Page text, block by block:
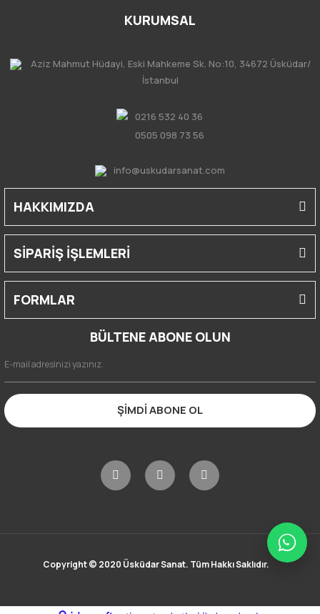
KURUMSAL
Aziz Mahmut Hüdayi, Eski Mahkeme Sk. No:10, 34672 Üsküdar/
İstanbul
0216 532 40 36
0505 098 73 56
info@uskudarsanat.com
HAKKIMIZDA
SİPARİŞ İŞLEMLERİ
FORMLAR
BÜLTENE ABONE OLUN
ŞİMDİ ABONE OL
Copyright © 2020 Üsküdar Sanat. Tüm Hakkı Saklıdır.